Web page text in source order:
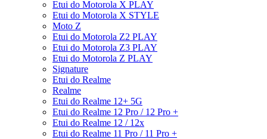
Etui do Motorola X PLAY
Etui do Motorola X STYLE
Moto Z
Etui do Motorola Z2 PLAY
Etui do Motorola Z3 PLAY
Etui do Motorola Z PLAY
Signature
Etui do Realme
Realme
Etui do Realme 12+ 5G
Etui do Realme 12 Pro / 12 Pro +
Etui do Realme 12 / 12x
Etui do Realme 11 Pro / 11 Pro +